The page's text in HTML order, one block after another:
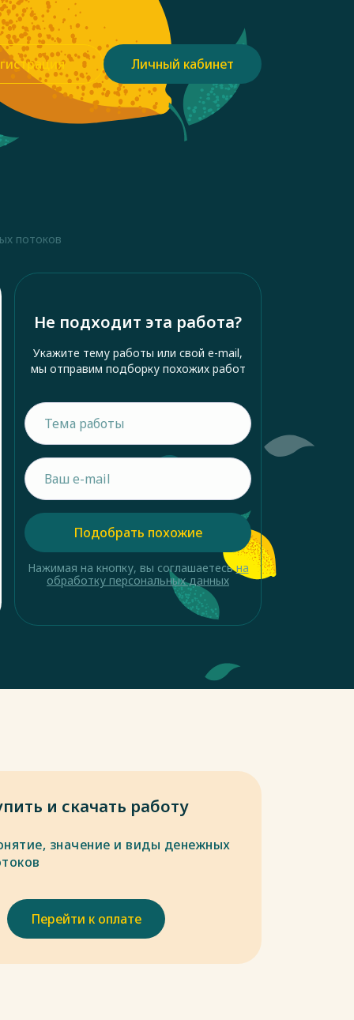
Личный кабинет
потоков
Не подходит эта работа?
Укажите тему работы или свой e-mail,
мы отправим подборку похожих работ
Подобрать похожие
Нажимая на кнопку, вы соглашаетесьна
обработку персональных данных
и скачать работу
значение и виды денежных
Перейти к оплате